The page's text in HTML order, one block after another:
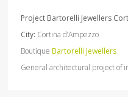
Project Bartorelli Jewellers
City: Cortina d’Ampezzo
BoutiqueBartorelli Jewellers
General architectural project of